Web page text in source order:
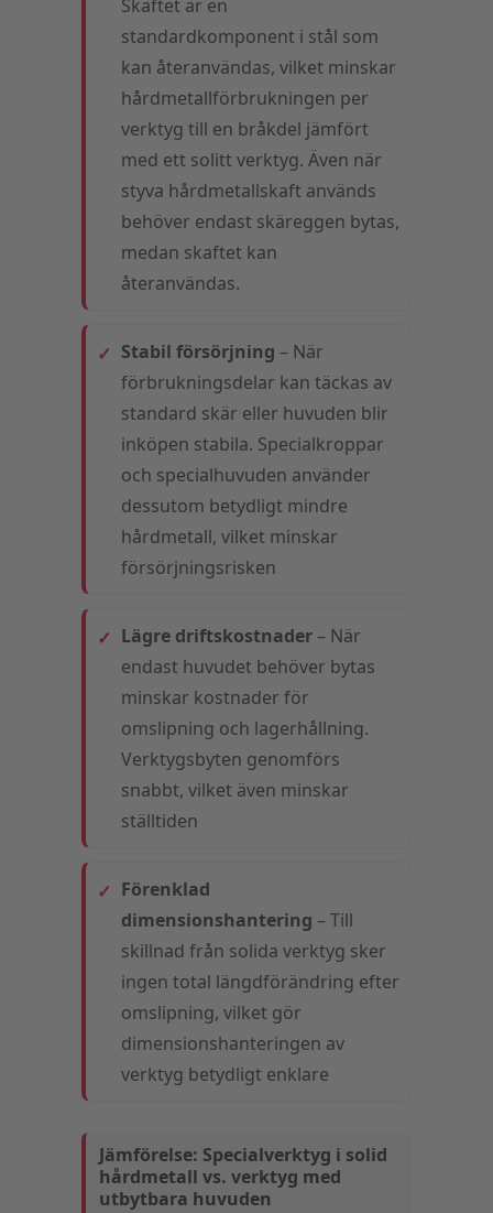
Skaftet är en
standardkomponent i stål som
kan återanvändas, vilket minskar
hårdmetallförbrukningen per
verktyg till en bråkdel jämfört
med ett solitt verktyg. Även när
styva hårdmetallskaft används
behöver endast skäreggen bytas,
medan skaftet kan
återanvändas.
Stabil försörjning – När
förbrukningsdelar kan täckas av
standard skär eller huvuden blir
inköpen stabila. Specialkroppar
och specialhuvuden använder
dessutom betydligt mindre
hårdmetall, vilket minskar
försörjningsrisken
Lägre driftskostnader – När
endast huvudet behöver bytas
minskar kostnader för
omslipning och lagerhållning.
Verktygsbyten genomförs
snabbt, vilket även minskar
ställtiden
Förenklad
dimensionshantering – Till
skillnad från solida verktyg sker
ingen total längdförändring efter
omslipning, vilket gör
dimensionshanteringen av
verktyg betydligt enklare
Jämförelse: Specialverktyg i solid
hårdmetall vs. verktyg med
utbytbara huvuden